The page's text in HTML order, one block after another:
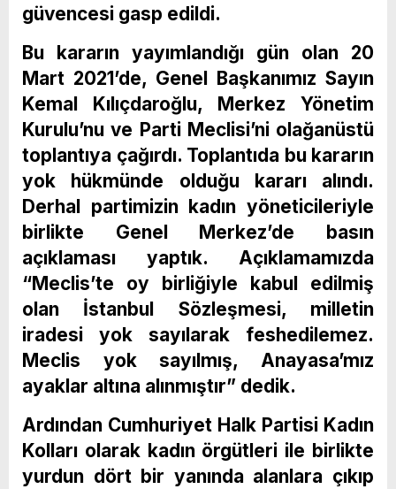
güvencesi gasp edildi.
Bu kararın yayımlandığı gün olan 20
Mart 2021’de, Genel Başkanımız Sayın
Kemal Kılıçdaroğlu, Merkez Yönetim
Kurulu’nu ve Parti Meclisi’ni olağanüstü
toplantıya çağırdı. Toplantıda bu kararın
yok hükmünde olduğu kararı alındı.
Derhal partimizin kadın yöneticileriyle
birlikte Genel Merkez’de basın
açıklaması yaptık. Açıklamamızda
“Meclis’te oy birliğiyle kabul edilmiş
olan İstanbul Sözleşmesi, milletin
iradesi yok sayılarak feshedilemez.
Meclis yok sayılmış, Anayasa’mız
ayaklar altına alınmıştır” dedik.
Ardından Cumhuriyet Halk Partisi Kadın
Kolları olarak kadın örgütleri ile birlikte
yurdun dört bir yanında alanlara çıkıp